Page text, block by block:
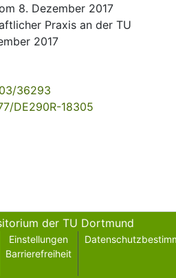
8. Dezember 2017
Praxis an der TU
2017
36293
DE290R-18305
der TU Dortmund
Einstellungen
Barrierefreiheit